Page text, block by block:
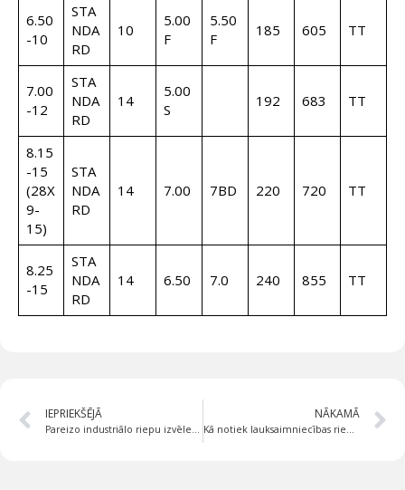
6.50
-10
STA
NDA
RD
10
5.00
F
5.50
F
185 605 TT
7.00
-12
STA
NDA
RD
14
5.00
S
192 683 TT
8.15
-15
(28X
9-
15)
STA
NDA
RD
14 7.00 7BD 220 720 TT
8.25
-15
STA
NDA
RD
14 6.50 7.0 240 855 TT
IEPRIEKŠĒJĀ
Pareizo industriālo riepu izvēle materiālu pārvietošanas iekārtām
NĀKAMĀ
Kā notiek lauksaimniecības riepu pašattīrīšanās, un kā tā palīdz?